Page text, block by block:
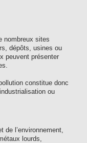
nombreux sites
dépôts, usines ou
peuvent présenter
constitue donc
ou
de l’environnement,
lourds,